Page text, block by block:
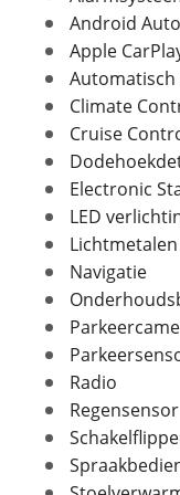
In- en exterieur
Aantal deuren
Aantal zitplaatsen
Bekleding
Laksoort
Kleur
Fabriekskleur
Verbruik en
Brandstof
Nevenbrandstof
Inhoud
Verbruik
Android Auto
Apple
Climate
Cruise
Electronic
LED
Navigatie
Radio
Regensensor
Foto's
Klik
JPG,
Jouw
Naam
E-mailadres